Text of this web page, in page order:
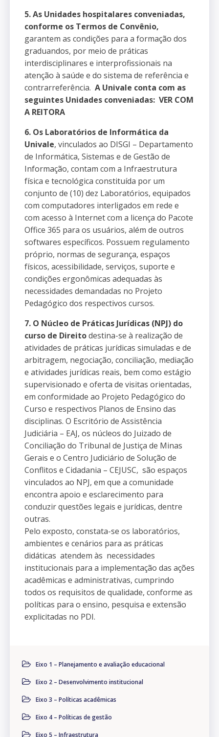
5. As Unidades hospitalares conveniadas,
conforme os Termos de Convênio,
garantem as condições para a formação dos
graduandos, por meio de práticas
interdisciplinares e interprofissionais na
atenção à saúde e do sistema de referência e
contrarreferência. A Univale conta com as
seguintes Unidades conveniadas: VER COM
A REITORA
6. Os Laboratórios de Informática da
Univale, vinculados ao DISGI – Departamento
de Informática, Sistemas e de Gestão de
Informação, contam com a Infraestrutura
física e tecnológica constituída por um
conjunto de (10) dez Laboratórios, equipados
com computadores interligados em rede e
com acesso à Internet com a licença do Pacote
Office 365 para os usuários, além de outros
softwares específicos. Possuem regulamento
próprio, normas de segurança, espaços
físicos, acessibilidade, serviços, suporte e
condições ergonômicas adequadas às
necessidades demandadas no Projeto
Pedagógico dos respectivos cursos.
7. O Núcleo de Práticas Jurídicas (NPJ) do
curso de Direitodestina-se à realização de
atividades de práticas jurídicas simuladas e de
arbitragem, negociação, conciliação, mediação
e atividades jurídicas reais, bem como estágio
supervisionado e oferta de visitas orientadas,
em conformidade ao Projeto Pedagógico do
Curso e respectivos Planos de Ensino das
disciplinas. O Escritório de Assistência
Judiciária – EAJ, os núcleos do Juizado de
Conciliação do Tribunal de Justiça de Minas
Gerais e o Centro Judiciário de Solução de
Conflitos e Cidadania – CEJUSC, são espaços
vinculados ao NPJ, em que a comunidade
encontra apoio e esclarecimento para
conduzir questões legais e jurídicas, dentre
outras.
Pelo exposto, constata-se os laboratórios,
ambientes e cenários para as práticas
didáticas atendem às necessidades
institucionais para a implementação das ações
acadêmicas e administrativas, cumprindo
todos os requisitos de qualidade, conforme as
políticas para o ensino, pesquisa e extensão
explicitadas no PDI.
Eixo 1 – Planejamento e avaliação educacional
Eixo 2 – Desenvolvimento institucional
Eixo 3 – Políticas acadêmicas
Eixo 4 – Políticas de gestão
Eixo 5 – Infraestrutura